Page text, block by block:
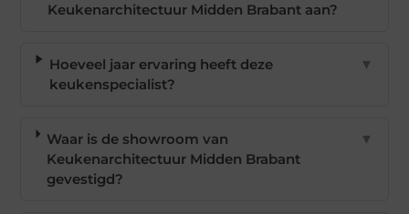
Keukenarchitectuur Midden Brabant aan?
Hoeveel jaar ervaring heeft deze
keukenspecialist?
▼
Waar is de showroom van
Keukenarchitectuur Midden Brabant
gevestigd?
▼